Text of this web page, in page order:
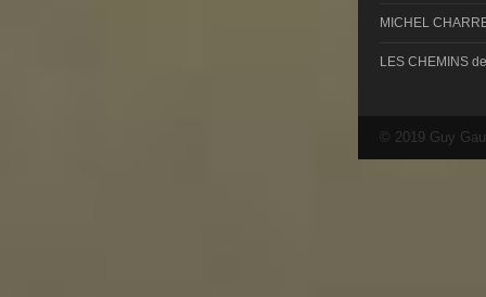
MICHEL
LES CHEMINS
© 2019 Guy